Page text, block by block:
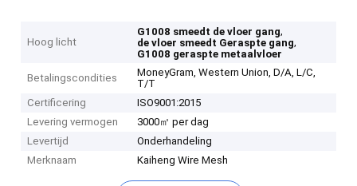
Hoog licht
G1008 smeedt de vloer gang,
de vloer smeedt Geraspte gang,
G1008 geraspte metaalvloer
Betalingscondities
MoneyGram, Western Union, D/A, L/C,
T/T
Certificering
ISO9001:2015
Levering vermogen
3000㎡ per dag
Levertijd
Onderhandeling
Merknaam
Kaiheng Wire Mesh